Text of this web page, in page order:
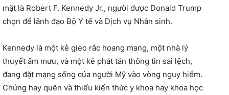
mặt là Robert F. Kennedy Jr., người được Donald Trump
chọn để lãnh đạo Bộ Y tế và Dịch vụ Nhân sinh.
Kennedy là một kẻ gieo rắc hoang mang, một nhà lý
thuyết âm mưu, và một kẻ phát tán thông tin sai lệch,
đang đặt mạng sống của người Mỹ vào vòng nguy hiểm.
Chứng hay quên và thiếu kiến thức y khoa hay khoa học